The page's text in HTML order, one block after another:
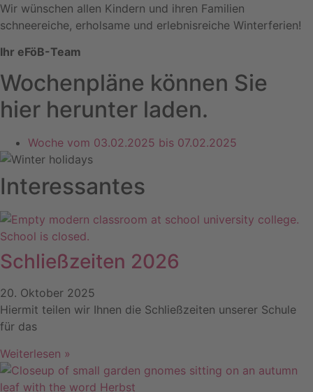
Wir wünschen allen Kindern und ihren Familien
schneereiche, erholsame und erlebnisreiche Winterferien!
Ihr eFöB-Team
Wochenpläne können Sie
hier herunter laden.
Woche vom 03.02.2025 bis 07.02.2025
Interessantes
Schließzeiten 2026
20. Oktober 2025
Hiermit teilen wir Ihnen die Schließzeiten unserer Schule
für das
Weiterlesen »